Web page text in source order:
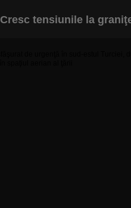
Cresc tensiunile la